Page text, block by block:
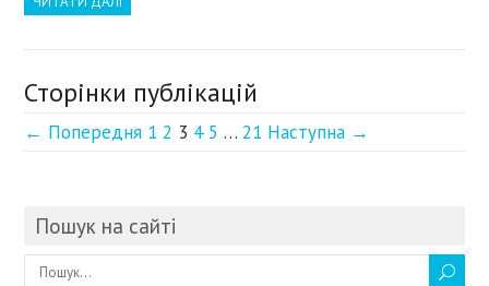
Сторінки публікацій
← Попередня 1 2 3 4 5 … 21 Наступна →
Пошук на сайті